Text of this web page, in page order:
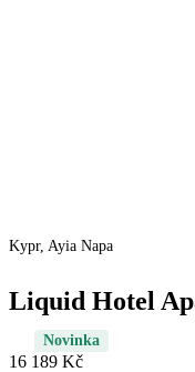
Kypr, Ayia Napa
Liquid Hotel
Novinka
16 189 Kč